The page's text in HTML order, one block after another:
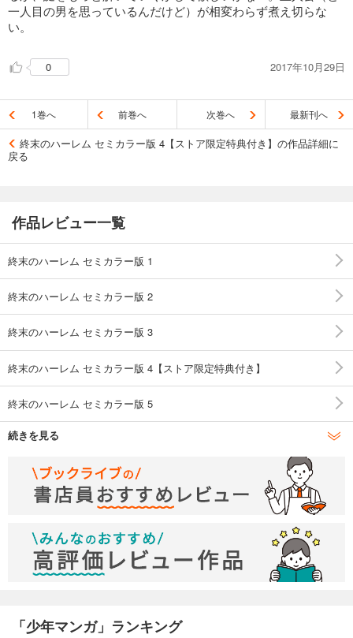
一人目の男を思っているんだけど）が相変わらず煮え切らな
い。
0 2017年10月29日
1巻へ 前巻へ 次巻へ 最新刊へ
終末のハーレム セミカラー版 4【ストア限定特典付き】の作品詳細に
戻る
作品レビュー一覧
終末のハーレム セミカラー版 1
終末のハーレム セミカラー版 2
終末のハーレム セミカラー版 3
終末のハーレム セミカラー版 4【ストア限定特典付き】
終末のハーレム セミカラー版 5
終末のハーレム セミカラー版 6
終末のハーレム セミカラー版 7
終末のハーレム セミカラー版 8
終末のハーレム セミカラー版 9【ストア限定特典付き】
終末のハーレム セミカラー版 10
終末のハーレム セミカラー版 11
続きを見る
「少年マンガ」ランキング